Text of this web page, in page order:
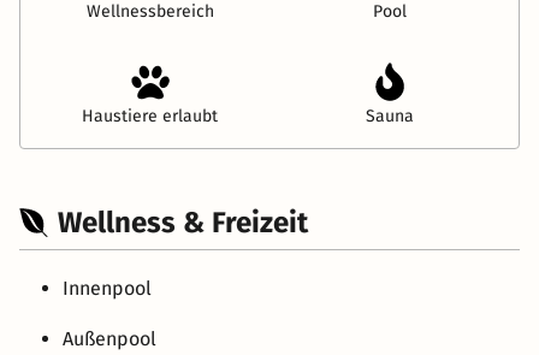
Wellnessbereich Pool
Haustiere erlaubt Sauna
Wellness & Freizeit
Innenpool
Außenpool